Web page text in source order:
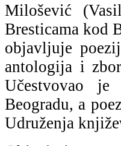
Milošević
Bresticama kod
objavljuje
antologija i
Učestvovao je
Beogradu, a
Udruženja